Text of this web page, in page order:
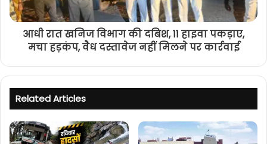
आधी रात खनिज विभाग की दबिश, 11 हाइवा पकड़ाए,
मचा हड़कंप, वैध दस्तावेज नहीं मिलने पर कार्रवाई
Related Articles